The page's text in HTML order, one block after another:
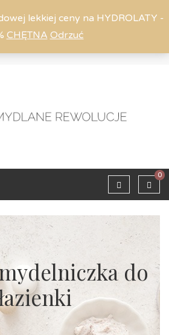
lekkiej ceny na HYDROLATY -
CHĘTNA Odrzuć
0
do